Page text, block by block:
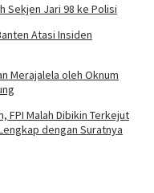
Sekjen Jari 98 ke Polisi
Atasi Insiden
Merajalela oleh Oknum
FPI Malah Dibikin Terkejut
dengan Suratnya